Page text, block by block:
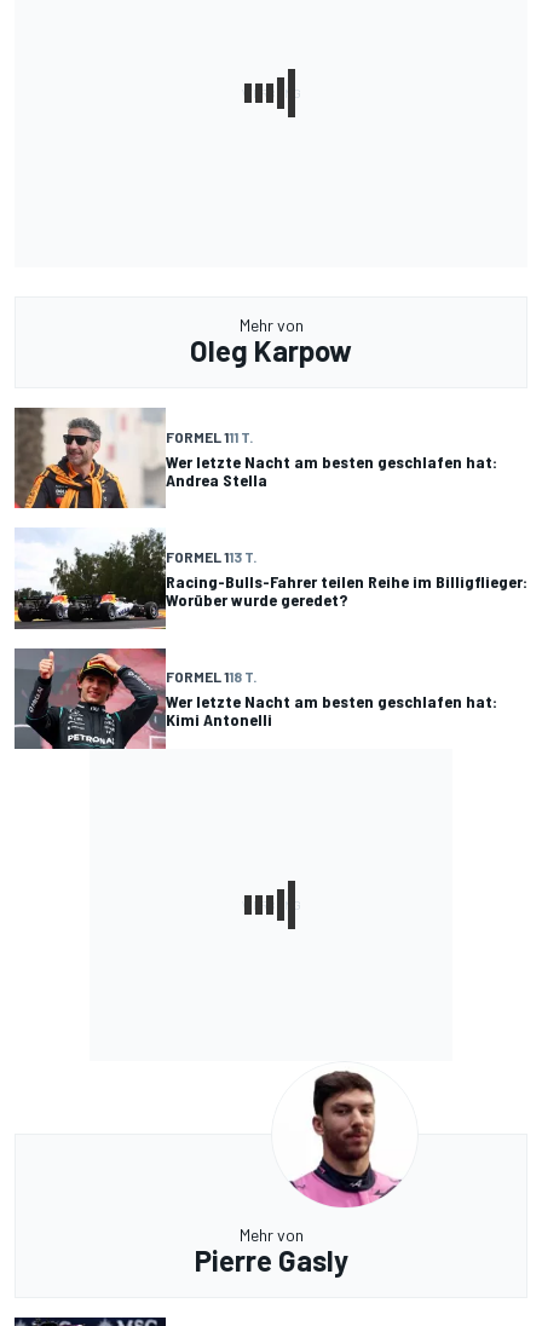
Mehr von
Oleg Karpow
FORMEL 111 T.
Wer letzte Nacht am besten geschlafen hat:
Andrea Stella
FORMEL 113 T.
Racing-Bulls-Fahrer teilen Reihe im Billigflieger:
Worüber wurde geredet?
FORMEL 118 T.
Wer letzte Nacht am besten geschlafen hat:
Kimi Antonelli
Mehr von
Pierre Gasly